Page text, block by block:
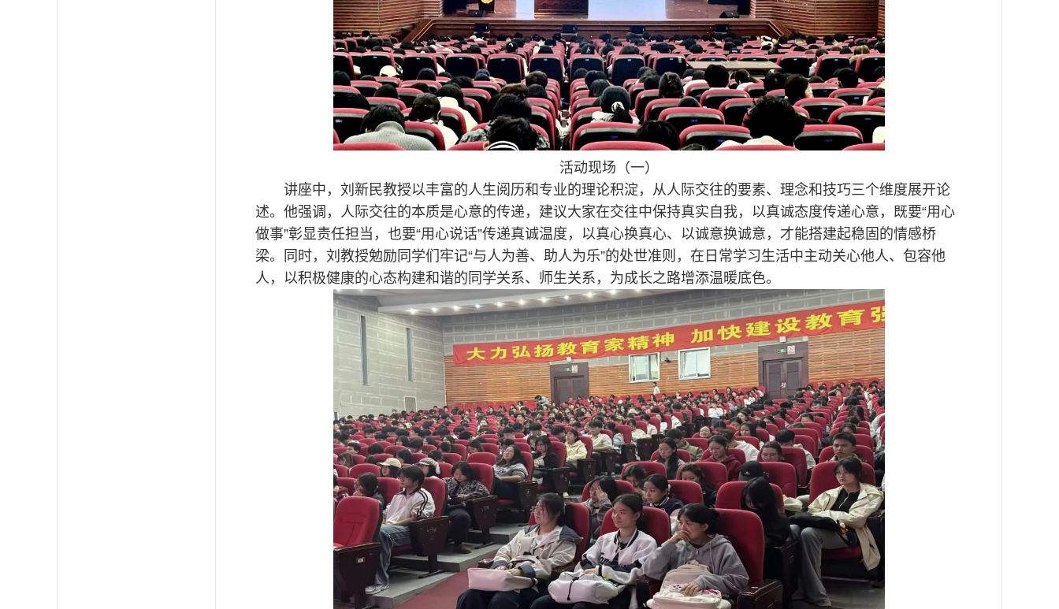
活动现场（一）
讲座中，刘新民教授以丰富的人生阅历和专业的理论积淀，从人际交往的要素、理念和技巧三个维度展开论
述。他强调，人际交往的本质是心意的传递，建议大家在交往中保持真实自我，以真诚态度传递心意，既要“用心
做事”彰显责任担当，也要“用心说话”传递真诚温度，以真心换真心、以诚意换诚意，才能搭建起稳固的情感桥
梁。同时，刘教授勉励同学们牢记“与人为善、助人为乐”的处世准则，在日常学习生活中主动关心他人、包容他
人，以积极健康的心态构建和谐的同学关系、师生关系，为成长之路增添温暖底色。